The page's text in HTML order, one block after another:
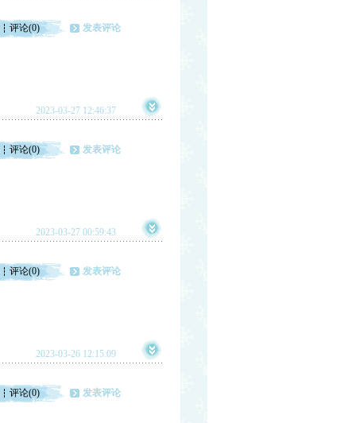
评论(0) 发表评论
2023-03-27 12:46:37
评论(0) 发表评论
2023-03-27 00:59:43
评论(0) 发表评论
2023-03-26 12:15:09
评论(0) 发表评论